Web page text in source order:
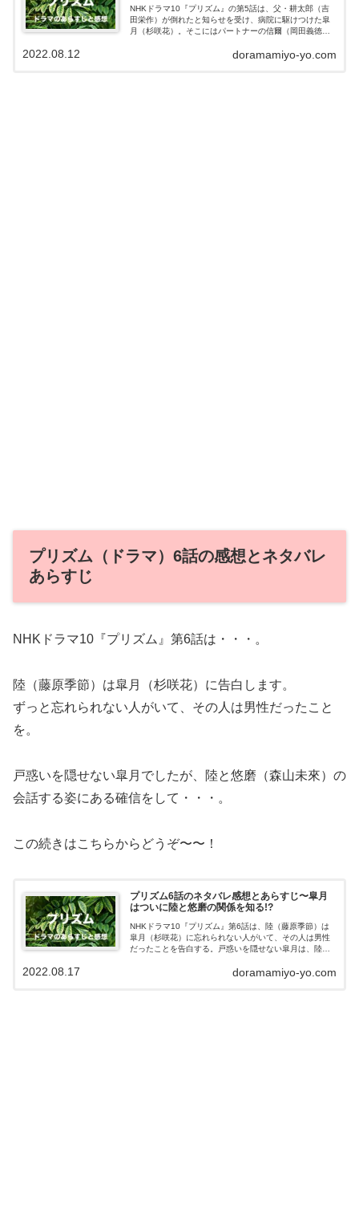
NHKドラマ10『プリズム』の第5話は、父・耕太郎（吉
田栄作）が倒れたと知らせを受け、病院に駆けつけた皐
月（杉咲花）。そこにはパートナーの信爾（岡田義徳）
（森山未來）が突然姿を消した理由を知...doramamiyo-yo.com
2022.08.12
プリズム（ドラマ）6話の感想とネタバレ
あらすじ
NHKドラマ10『プリズム』第6話は・・・。
陸（藤原季節）は皐月（杉咲花）に告白します。
ずっと忘れられない人がいて、その人は男性だったこと
を。
戸惑いを隠せない皐月でしたが、陸と悠磨（森山未來）の
会話する姿にある確信をして・・・。
この続きはこちらからどうぞ〜〜！
プリズム6話のネタバレ感想とあらすじ〜皐月
はついに陸と悠磨の関係を知る!?
NHKドラマ10『プリズム』第6話は、陸（藤原季節）は
皐月（杉咲花）に忘れられない人がいて、その人は男性
だったことを告白する。戸惑いを隠せない皐月は、陸と
の記事ではドラマ『プリズム』第6話の...doramamiyo-yo.com
2022.08.17